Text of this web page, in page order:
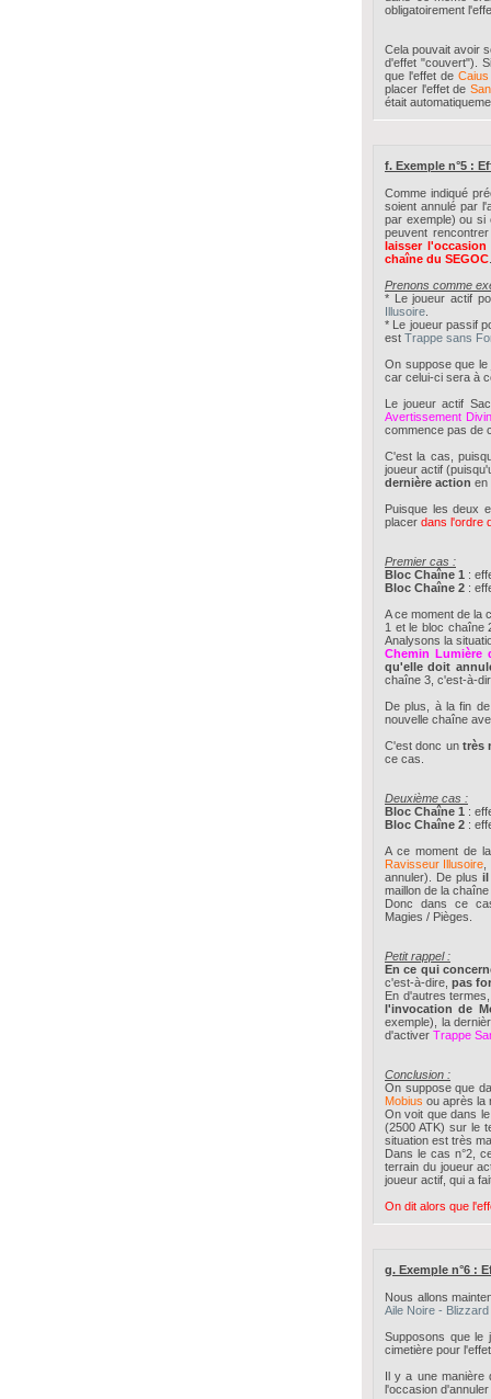
obligatoirement
Cela pouvait avoir
d'effet "couvert").
que l'effet de
placer l'effet de
était
f. Exemple n°5 :
Comme indiqué
soient annulé par
par exemple) ou si
peuvent
laisser
chaîne du SEGOC
Prenons comme
* Le joueur actif
Illusoire
* Le joueur passif
est Trappe sans
On suppose que
car celui-ci sera à
Le joueur actif
Avertissement Divin
commence pas de
C'est la cas,
joueur actif
dernière action en
Puisque les deux
placer dans l'ordre
Premier cas :
Bloc Chaîne 1 :
Bloc Chaîne 2 :
A ce moment de la
1 et le bloc chaîne
Analysons la
Chemin Lumière
qu'elle doit
chaîne 3, c'est-à-
De plus, à la fin
nouvelle chaîne
C'est donc un très
ce cas.
Deuxième cas :
Bloc Chaîne 1 :
Bloc Chaîne 2 :
A ce moment de
Ravisseur Illusoire
annuler). De plus il
maillon de la
Donc dans ce
Magies / Pièges.
Petit rappel :
En ce qui
c'est-à-dire, pas
En d'autres
l'invocation de
exemple), la
d'activer Trappe
Conclusion :
On suppose que
Mobius ou après la
On voit que dans
(2500 ATK) sur le
situation est très
Dans le cas n°2,
terrain du joueur
joueur actif, qui a
On dit alors que
g. Exemple n°6 :
Nous allons
Aile Noire -
Supposons que
cimetière pour
Il y a une manière
l'occasion